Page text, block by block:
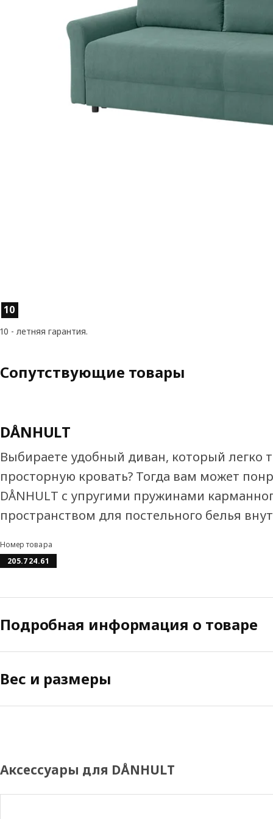
Image zoomed out, normal view
Характеристики товара
10
10 - летняя гарантия.
Сопутствующие товары
DÅNHULT
Выбираете удобный диван, который легко
просторную кровать? Тогда вам может
DÅNHULT с упругими пружинами
пространством для постельного белья
Номер товара
205.724.61
Подробная информация о товаре
Вес и размеры
Аксессуары для DÅNHULT